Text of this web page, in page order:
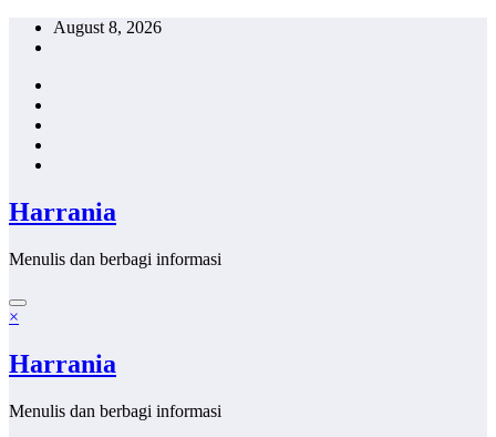
Skip
August 8, 2026
Harrania
Menulis dan berbagi informasi
×
Harrania
Menulis dan berbagi informasi